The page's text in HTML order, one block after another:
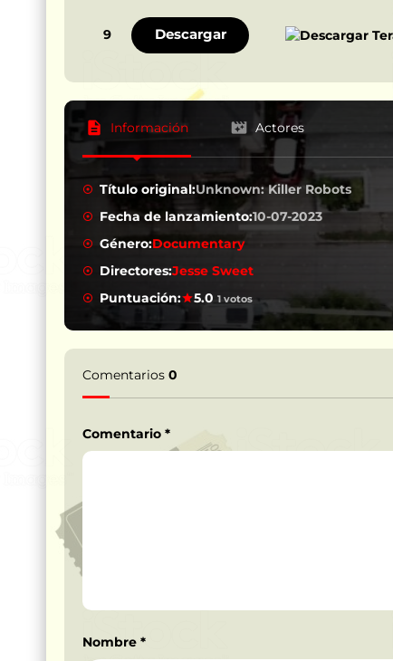
9 Descargar
Información Actores
Título original:Unknown: Killer Robots
Fecha de lanzamiento:10-07-2023
Género:Documentary
Directores:Jesse Sweet
Puntuación:
5.0 1 votos
Comentarios 0
Comentario *
Nombre *